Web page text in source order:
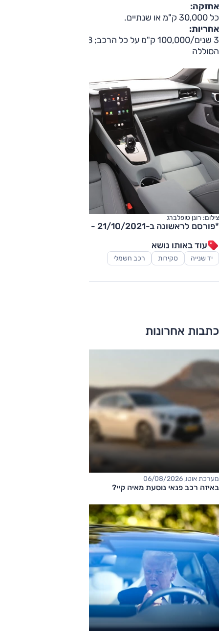
אחזקה:
כל 30,000 ק"מ או שנתיים.
אחריות:
הסוללה
צילום: רונן טופלברג
*פורסם לראשונה ב-21/10/2021 - נוסף וידאו.
עוד באותו נושא
יד שנייה סקירות רכב חשמלי
כתבות אחרונות
מערכת אוטו, 06/08/2026
באיזה רכב פנאי נוסעת מאיה קיי?